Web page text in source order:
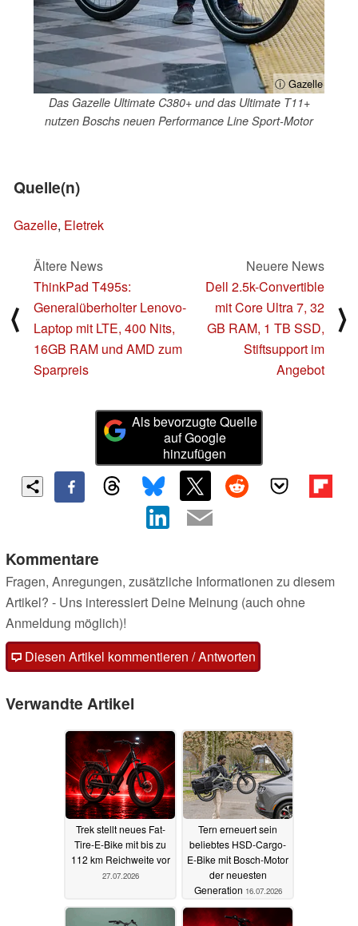
ⓘ Gazelle
Das Gazelle Ultimate C380+ und das Ultimate T11+
nutzen Boschs neuen Performance Line Sport-Motor
Quelle(n)
Gazelle, Eletrek
⟨
Ältere News
ThinkPad T495s:
Generalüberholter Lenovo-
Laptop mit LTE, 400 Nits,
16GB RAM und AMD zum
Sparpreis
Neuere News
Dell 2.5k-Convertible
mit Core Ultra 7, 32
GB RAM, 1 TB SSD,
Stiftsupport im
Angebot
⟩
Als bevorzugte Quelle
auf Google
hinzufügen
Kommentare
Fragen, Anregungen, zusätzliche Informationen zu diesem
Artikel? - Uns interessiert Deine Meinung (auch ohne
Anmeldung möglich)!
Diesen Artikel kommentieren / Antworten
Verwandte Artikel
Trek stellt neues Fat-
Tire-E-Bike mit bis zu
112 km Reichweite vor
27.07.2026
Tern erneuert sein
beliebtes HSD-Cargo-
E-Bike mit Bosch-Motor
der neuesten
Generation 16.07.2026